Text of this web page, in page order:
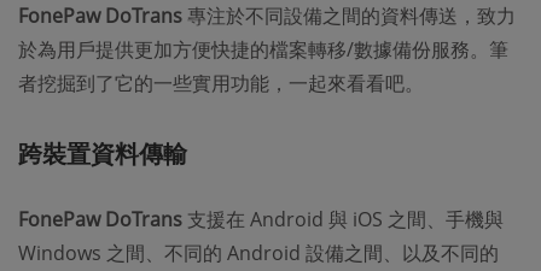
FonePaw DoTrans 專注於不同設備之間的資料傳送，致力
於為用戶提供更加方便快捷的檔案轉移/數據備份服務。筆
者挖掘到了它的一些實用功能，一起來看看吧。
跨裝置資料傳輸
FonePaw DoTrans 支援在 Android 與 iOS 之間、手機與
Windows 之間、不同的 Android 設備之間、以及不同的